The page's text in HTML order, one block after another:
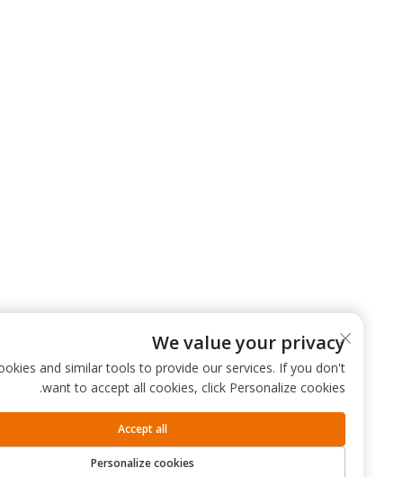
We value your privacy
use cookies and similar tools to provide our services. If you don't
want to accept all cookies, click Personalize cookies.
Personalize cookies
Accept all